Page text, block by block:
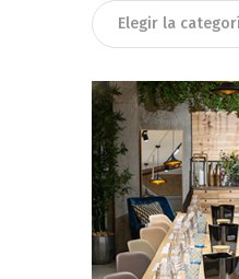
Categorias